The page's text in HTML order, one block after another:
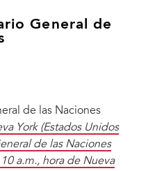
General de
de las Naciones
York (Estados Unidos
de las Naciones
a.m., hora de Nueva